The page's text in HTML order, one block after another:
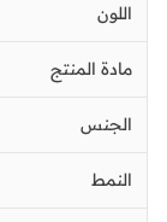
اللون
مادة المنتج
الجنس
النمط